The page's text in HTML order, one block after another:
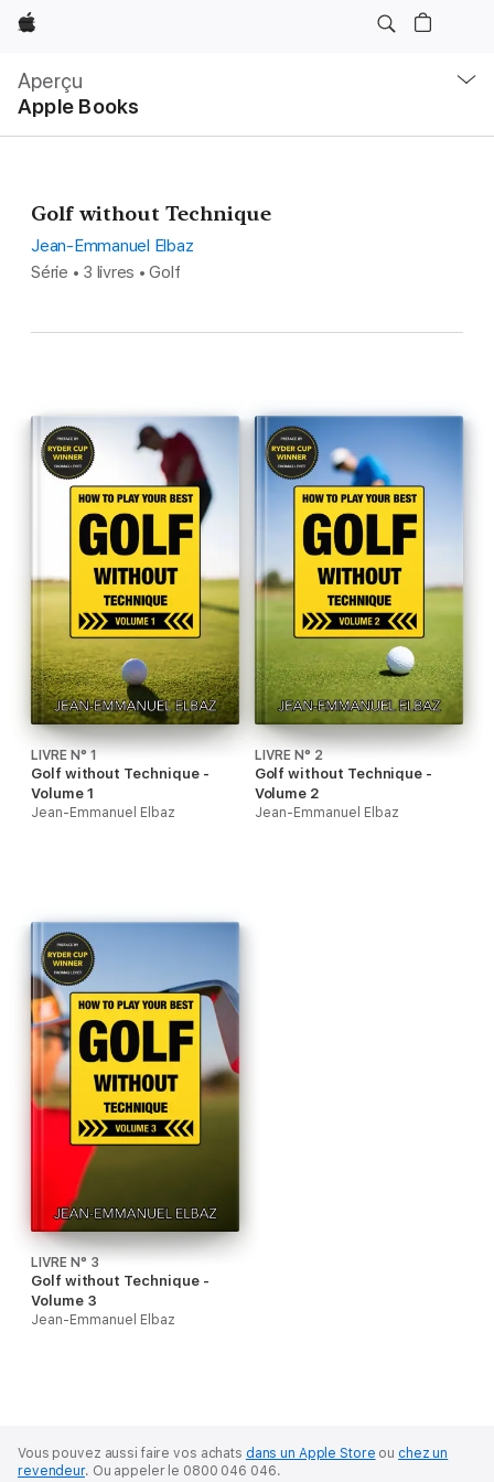
Apple
Aperçu
Apple Books
locale
Ouvrir
menu
Golf without Technique
Jean-Emmanuel Elbaz
Série • 3 livres • Golf
LIVRE N° 1
Golf without Technique -
Volume 1
Jean-Emmanuel Elbaz
LIVRE N° 2
Golf without Technique -
Volume 2
Jean-Emmanuel Elbaz
LIVRE N° 3
Golf without Technique -
Volume 3
Jean-Emmanuel Elbaz
Vous pouvez aussi faire vos achats dans un Apple Store ou chez un
revendeur. Ou appeler le 0800 046 046.